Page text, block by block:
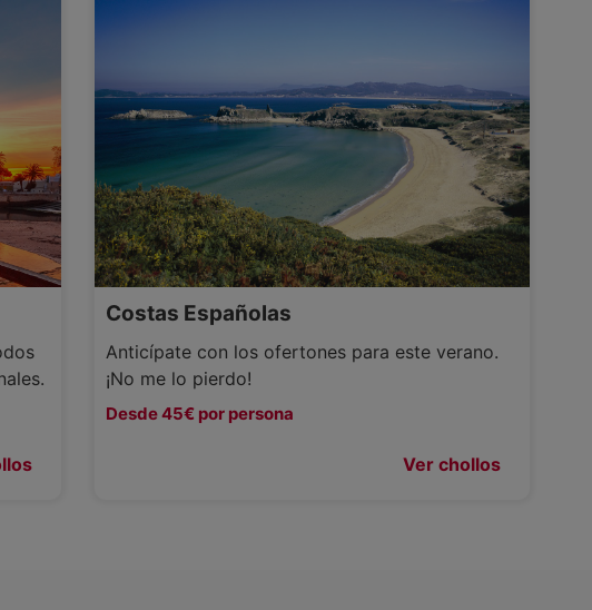
Costas Españolas
Anticípate con los ofertones para este verano.
¡No me lo pierdo!
Desde 45€ por persona
Ver chollos